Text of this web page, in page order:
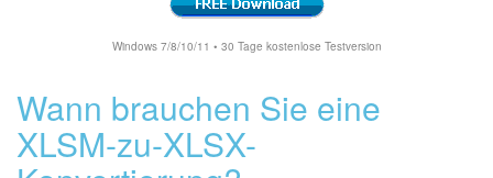
Windows 7/8/10/11 • 30 Tage kostenlose Testversion
Wann brauchen Sie eine
XLSM-zu-XLSX-